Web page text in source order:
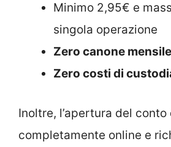
Minimo 2,95€ e
singola operazione
Zero canone mensile
Zero costi di
Inoltre, l’apertura del conto
completamente online e